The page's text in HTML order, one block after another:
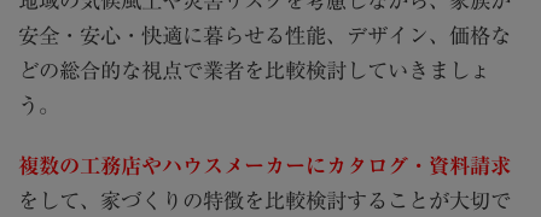
安全・安心・快適に暮らせる性能、デザイン、価格な
どの総合的な視点で業者を比較検討していきましょ
う。
複数の工務店やハウスメーカーにカタログ・資料請求
をして、家づくりの特徴を比較検討することが大切で